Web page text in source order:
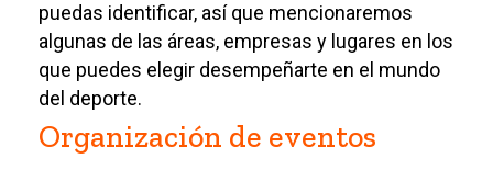
puedas identificar, así que mencionaremos
algunas de las áreas, empresas y lugares en los
que puedes elegir desempeñarte en el mundo
del deporte.
Organización de eventos